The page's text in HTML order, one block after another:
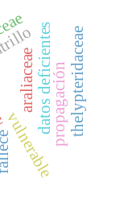
vulnerable
datos deficientespropagaciónthelypteridaceae
araliaceae